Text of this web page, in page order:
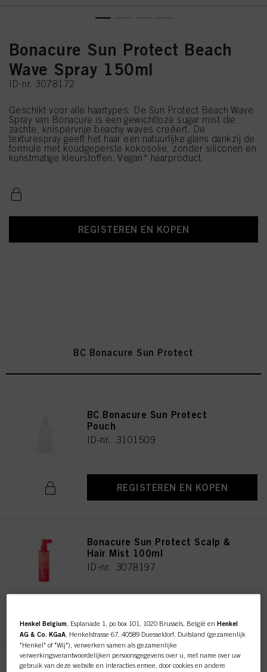
Bonacure Sun Protect Beach
Wave Spray 150ml
ID-nr. 3078172
Geschikt voor alle haartypes. De Sun Protect Beach Wave
Spray van Bonacure is een gewichtloze sugar mist die
zachte, knispervrije beachy waves creëert. De
texturespray geeft het haar een natuurlijke glans dankzij de
formule met koudgeperste kokosolie, zonder siliconen en
kunstmatige kleurstoffen. Vegan* haarproduct.
REGISTEREN EN KOPEN
BC Bonacure Sun Protect
BC Bonacure Sun Protect
Pouch
ID-nr. 3101509
REGISTEREN EN KOPEN
Bonacure Sun Protect Scalp &
Hair Mist 100ml
ID-nr. 3078197
Bonacure Sun Protect Beach
Henkel Belgium , Esplanade 1, po box 101, 1020 Brussels, België enHenkel
AG & Co. KGaA , Henkelstrasse 67, 40589 Duesseldorf, Duitsland (gezamenlijk
"Henkel" of "Wij"), verwerken samen als gezamenlijke
verwerkingsverantwoordelijken persoonsgegevens over u, met name over uw
gebruik van deze website en interacties ermee, door cookies en andere